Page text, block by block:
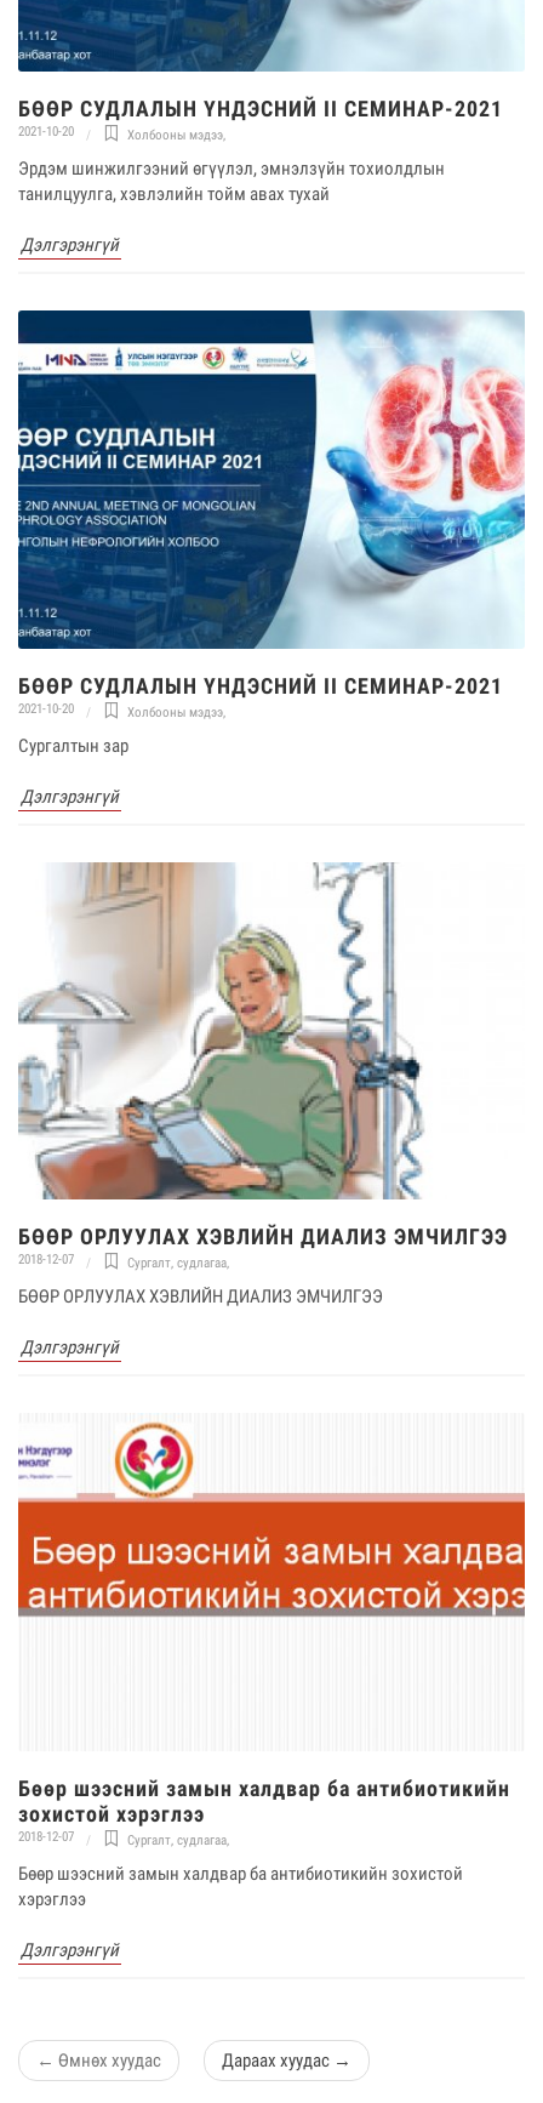
БӨӨР СУДЛАЛЫН ҮНДЭСНИЙ II СЕМИНАР-2021
2021-10-20 Холбооны мэдээ,
Эрдэм шинжилгээний өгүүлэл, эмнэлзүйн тохиолдлын
танилцуулга, хэвлэлийн тойм авах тухай
Дэлгэрэнгүй
БӨӨР СУДЛАЛЫН ҮНДЭСНИЙ II СЕМИНАР-2021
2021-10-20 Холбооны мэдээ
Сургалтын зар
Дэлгэрэнгүй
БӨӨР ОРЛУУЛАХ ХЭВЛИЙН ДИАЛИЗ ЭМЧИЛГЭЭ
2018-12-07 Сургалт, судлагаа,
БӨӨР ОРЛУУЛАХ ХЭВЛИЙН ДИАЛИЗ ЭМЧИЛГЭЭ
Дэлгэрэнгүй
Бөөр шээсний замын халдвар ба антибиотикийн
зохистой хэрэглээ
2018-12-07 Сургалт, судлагаа,
Бөөр шээсний замын халдвар ба антибиотикийн зохистой
хэрэглээ
Дэлгэрэнгүй
← Өмнөх хуудас Дараах хуудас →